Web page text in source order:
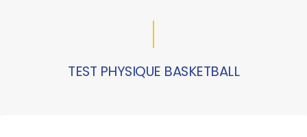
TEST PHYSIQUE BASKETBALL